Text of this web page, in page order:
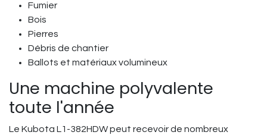
Fumier
Bois
Pierres
Débris de chantier
Ballots et matériaux volumineux
Une machine polyvalente
toute l'année
Le Kubota L1-382HDW peut recevoir de nombreux